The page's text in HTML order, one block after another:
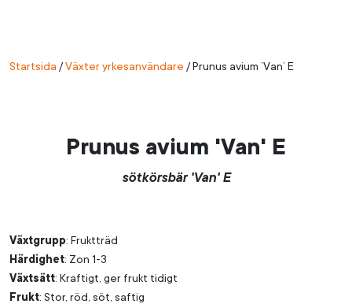
Startsida /Växter yrkesanvändare /Prunus avium ’Van’ E
Prunus avium 'Van' E
sötkörsbär 'Van' E
Växtgrupp: Fruktträd
Härdighet: Zon 1-3
Växtsätt: Kraftigt, ger frukt tidigt
Frukt: Stor, röd, söt, saftig